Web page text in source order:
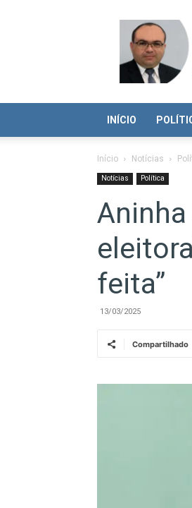
INÍCIO
Início Notícias
Notícias Política
feita”
13/03/2025
Compartilhado